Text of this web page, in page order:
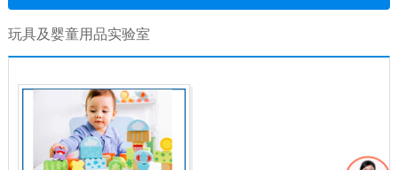
玩具及婴童用品实验室